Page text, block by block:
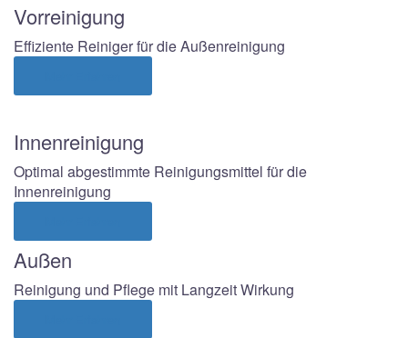
Vorreinigung
Effiziente Reiniger für die Außenreinigung
Innenreinigung
Optimal abgestimmte Reinigungsmittel für die
Innenreinigung
Außen
Reinigung und Pflege mit Langzeit Wirkung